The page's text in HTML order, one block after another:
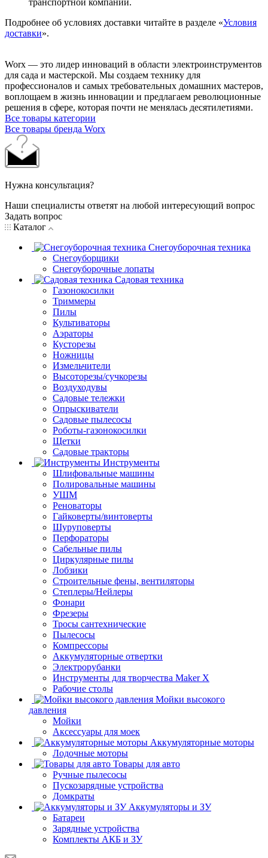
Подробнее об условиях доставки читайте в разделе «Условия
доставки».
Worx — это лидер инноваций в области электроинструментов
для сада и мастерcкой. Мы создаем технику для
профессионалов и самых требовательных домашних мастеров,
воплощаем в жизнь инновации и предлагаем революционные
решения в сфере, которая почти не менялась десятилетиями.
Все товары категории
Все товары бренда Worx
Нужна консультация?
Наши специалисты ответят на любой интересующий вопрос
Задать вопрос
Каталог
Снегоуборочная техника
Снегоуборщики
Снегоуборочные лопаты
Садовая техника
Газонокосилки
Триммеры
Пилы
Культиваторы
Аэраторы
Кусторезы
Ножницы
Измельчители
Высоторезы/сучкорезы
Воздуходувы
Садовые тележки
Опрыскиватели
Садовые пылесосы
Роботы-газонокосилки
Щетки
Садовые тракторы
Инструменты
Шлифовальные машины
Полировальные машины
УШМ
Реноваторы
Гайковерты/винтоверты
Шуруповерты
Перфораторы
Сабельные пилы
Циркулярные пилы
Лобзики
Строительные фены, вентиляторы
Степлеры/Нейлеры
Фонари
Фрезеры
Тросы сантехнические
Пылесосы
Компрессоры
Аккумуляторные отвертки
Электрорубанки
Инструменты для творчества Maker X
Рабочие столы
Мойки высокого
давления
Мойки
Аксессуары для моек
Аккумуляторные моторы
Лодочные моторы
Товары для авто
Ручные пылесосы
Пускозарядные устройства
Домкраты
Аккумуляторы и ЗУ
Батареи
Зарядные устройства
Комплекты АКБ и ЗУ